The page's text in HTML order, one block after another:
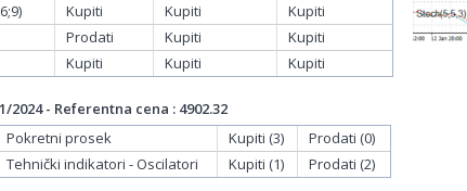
Kupiti Kupiti
Kupiti
Prodati Kupiti
Kupiti
Kupiti Kupiti Kupiti
2024 - Referentna cena : 4902.32
Pokretni prosek Kupiti (3)
Prodati (0)
Tehnički indikatori - Oscilatori
Kupiti (1) Prodati (2)